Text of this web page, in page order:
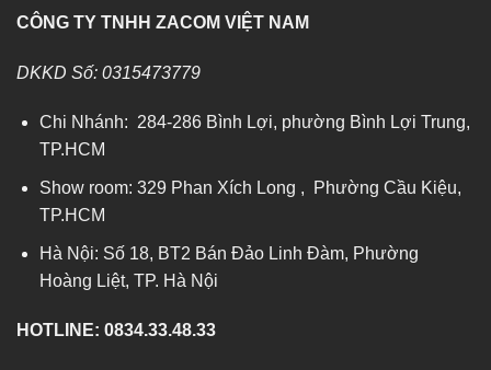
CÔNG TY TNHH ZACOM VIỆT NAM
DKKD Số: 0315473779
Chi Nhánh: 284-286 Bình Lợi, phường Bình Lợi Trung,
TP.HCM
Show room: 329 Phan Xích Long , Phường Cầu Kiệu,
TP.HCM
Hà Nội: Số 18, BT2 Bán Đảo Linh Đàm, Phường
Hoàng Liệt, TP. Hà Nội
HOTLINE: 0834.33.48.33